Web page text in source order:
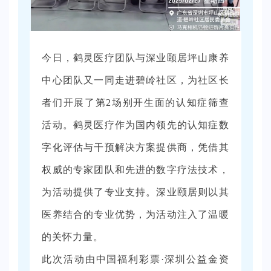
今日，鹤灵医疗团队与深业颐居坪山康养
中心团队又一同走进碧岭社区，为社区长
者们开展了第2场别开生面的认知症筛查
活动。鹤灵医疗作为国内领先的认知症数
字化评估与干预解决方案提供商，凭借其
权威的专家团队和先进的数字疗法技术，
为活动提供了专业支持。深业颐居则以其
医养结合的专业优势，为活动注入了温暖
的关怀力量。
此次活动由中国福利彩票·深圳公益金资